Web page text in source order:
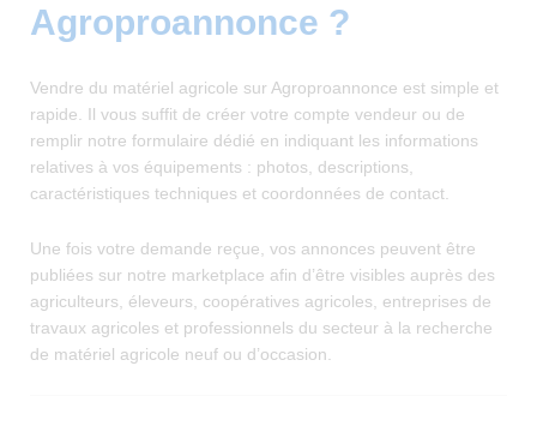
Agroproannonce ?
Vendre du matériel agricole sur Agroproannonce est simple et
rapide. Il vous suffit de créer votre compte vendeur ou de
remplir notre formulaire dédié en indiquant les informations
relatives à vos équipements : photos, descriptions,
caractéristiques techniques et coordonnées de contact.
Une fois votre demande reçue, vos annonces peuvent être
publiées sur notre marketplace afin d’être visibles auprès des
agriculteurs, éleveurs, coopératives agricoles, entreprises de
travaux agricoles et professionnels du secteur à la recherche
de matériel agricole neuf ou d’occasion.